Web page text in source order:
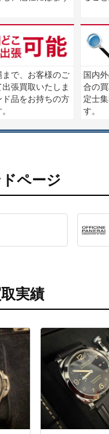
で、お客様のご
張買取いたしま
品をお持ちの方
国内
合の
定士
す。
ページ
実績